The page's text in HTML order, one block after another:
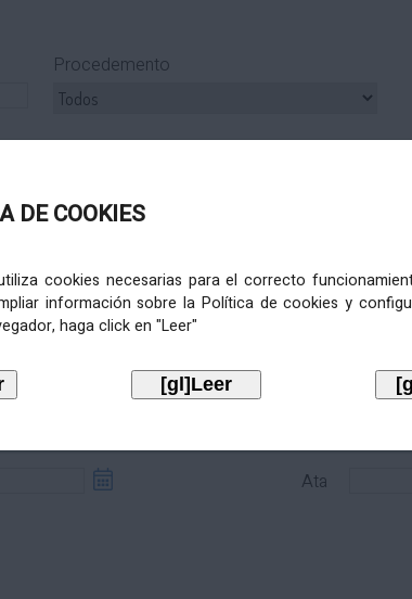
DE COOKIES
cookies necesarias para el correcto
información sobre la Política de cookies y
haga click en "Leer"
Procedemento
Ata